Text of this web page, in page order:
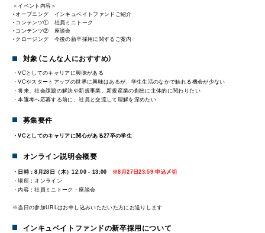
＜イベント内容＞
・オープニング インキュベイトファンドご紹介
・コンテンツ① 社員ミニトーク
・コンテンツ② 座談会
・クロージング 今後の新卒採用に関するご案内
対象（こんな人におすすめ）
・VCとしてのキャリアに興味がある
・VCやスタートアップの世界に興味はあるが、学生生活のなかで触れる機会が少ない
・将来、社会課題の解決や新規事業、新規産業の創出に主体的に関わりたい
・本選考へ応募する前に、社員と交流して理解を深めたい
募集要件
・VCとしてのキャリアに関心がある27卒の学生
オンライン説明会概要
・ 日時：8月28日（木）12:00 - 13:00
※8月27日23:59 申込〆切
・場所：オンライン
・内容：社員ミニトーク・座談会
※当日の参加URLはお申し込みいただいた方にお送りします
インキュベイトファンドの新卒採用について